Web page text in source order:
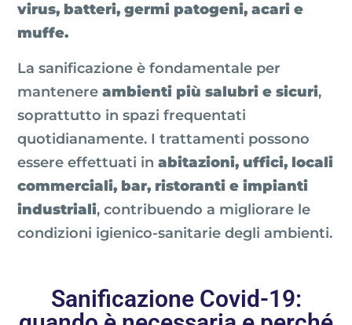
virus, batteri, germi patogeni, acari e
muffe.
La sanificazione è fondamentale per
mantenereambienti più salubri e sicuri,
soprattutto in spazi frequentati
quotidianamente. I trattamenti possono
essere effettuati inabitazioni, uffici, locali
commerciali, bar, ristoranti e impianti
industriali, contribuendo a migliorare le
condizioni igienico-sanitarie degli ambienti.
Sanificazione Covid-19: